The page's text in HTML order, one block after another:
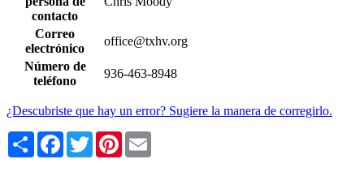
contacto
Correo
electrónico
office@txhv.org
Número de
teléfono
936-463-8948
¿Descubriste que hay un error? Sugiere la manera de corregirlo.
Share Facebook
TwitterPinterest